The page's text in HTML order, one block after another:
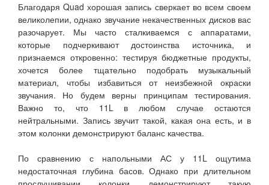
Благодаря Quad хорошая запись сверкает во всем своем
великолепии, однако звучание некачественных дисков вас
разочарует. Мы часто сталкиваемся с аппаратами,
которые подчеркивают достоинства источника, и
признаемся откровенно: тестируя бюджетные продукты,
хочется более тщательно подобрать музыкальный
материал, чтобы избавиться от неизбежной окраски
звучания. Но будем верны принципам тестирования.
Важно то, что 11L в любом случае остаются
нейтральными. Запись звучит такой, какая она есть, и в
этом колонки демонстрируют баланс качества.
По сравнению с напольными АС у 11L ощутима
недостаточная глубина басов. Однако при длительном